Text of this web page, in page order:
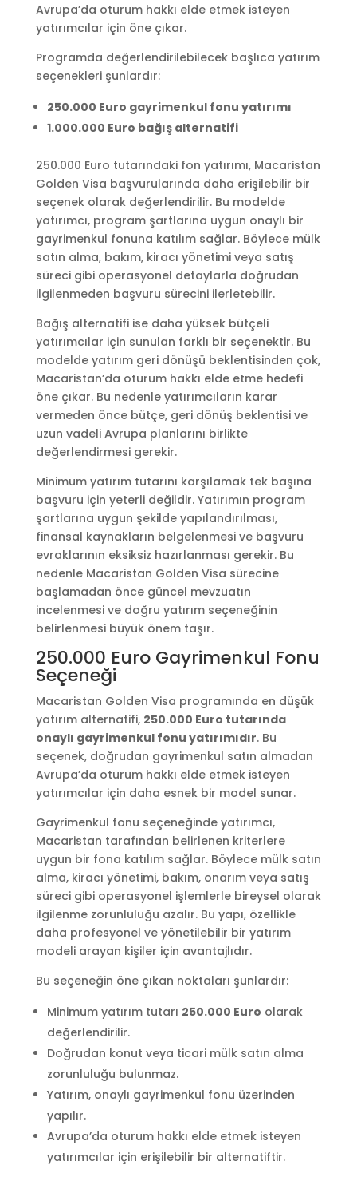
Avrupa’da oturum hakkı elde etmek isteyen
yatırımcılar için öne çıkar.
Programda değerlendirilebilecek başlıca yatırım
seçenekleri şunlardır:
250.000 Euro gayrimenkul fonu yatırımı
1.000.000 Euro bağış alternatifi
250.000 Euro tutarındaki fon yatırımı, Macaristan
Golden Visa başvurularında daha erişilebilir bir
seçenek olarak değerlendirilir. Bu modelde
yatırımcı, program şartlarına uygun onaylı bir
gayrimenkul fonuna katılım sağlar. Böylece mülk
satın alma, bakım, kiracı yönetimi veya satış
süreci gibi operasyonel detaylarla doğrudan
ilgilenmeden başvuru sürecini ilerletebilir.
Bağış alternatifi ise daha yüksek bütçeli
yatırımcılar için sunulan farklı bir seçenektir. Bu
modelde yatırım geri dönüşü beklentisinden çok,
Macaristan’da oturum hakkı elde etme hedefi
öne çıkar. Bu nedenle yatırımcıların karar
vermeden önce bütçe, geri dönüş beklentisi ve
uzun vadeli Avrupa planlarını birlikte
değerlendirmesi gerekir.
Minimum yatırım tutarını karşılamak tek başına
başvuru için yeterli değildir. Yatırımın program
şartlarına uygun şekilde yapılandırılması,
finansal kaynakların belgelenmesi ve başvuru
evraklarının eksiksiz hazırlanması gerekir. Bu
nedenle Macaristan Golden Visa sürecine
başlamadan önce güncel mevzuatın
incelenmesi ve doğru yatırım seçeneğinin
belirlenmesi büyük önem taşır.
250.000 Euro Gayrimenkul Fonu
Seçeneği
Macaristan Golden Visa programında en düşük
yatırım alternatifi, 250.000 Euro tutarında
onaylı gayrimenkul fonu yatırımıdır. Bu
seçenek, doğrudan gayrimenkul satın almadan
Avrupa’da oturum hakkı elde etmek isteyen
yatırımcılar için daha esnek bir model sunar.
Gayrimenkul fonu seçeneğinde yatırımcı,
Macaristan tarafından belirlenen kriterlere
uygun bir fona katılım sağlar. Böylece mülk satın
alma, kiracı yönetimi, bakım, onarım veya satış
süreci gibi operasyonel işlemlerle bireysel olarak
ilgilenme zorunluluğu azalır. Bu yapı, özellikle
daha profesyonel ve yönetilebilir bir yatırım
modeli arayan kişiler için avantajlıdır.
Bu seçeneğin öne çıkan noktaları şunlardır:
Minimum yatırım tutarı 250.000 Euro olarak
değerlendirilir.
Doğrudan konut veya ticari mülk satın alma
zorunluluğu bulunmaz.
Yatırım, onaylı gayrimenkul fonu üzerinden
yapılır.
Avrupa’da oturum hakkı elde etmek isteyen
yatırımcılar için erişilebilir bir alternatiftir.